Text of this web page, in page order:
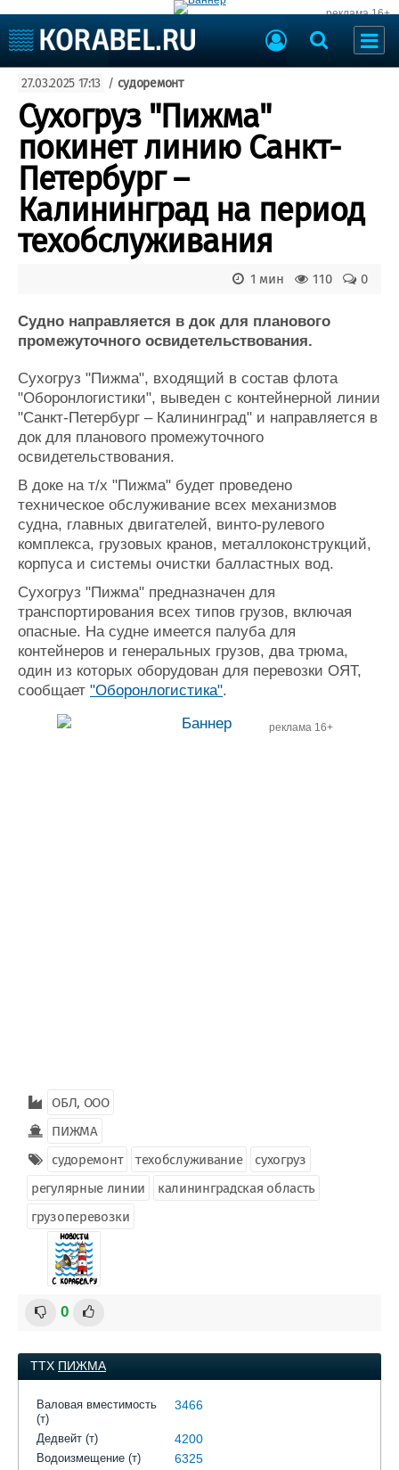
реклама 16+
Судоходство
Судоремонт
События
Пресс-релизы
Порты
Рыболовство
ВМФ
Образование
Яхты и катера
Еще
Компании
Репутация
Работа
Крюинг
Журнал
Реклама
Доска объявлений
Оборудование
Изделия
Материалы
Услуги
Конференции
Выставки и семинары
Личности
Флот
Галерея флота
Форум
Отзывы
27.03.2025 17:13 / судоремонт
Сухогруз "Пижма"
покинет линию Санкт-
Петербург –
Калининград на период
техобслуживания
0
110
1 мин
Судно направляется в док для планового
промежуточного освидетельствования.
Сухогруз "Пижма", входящий в состав флота
"Оборонлогистики", выведен с контейнерной линии
"Санкт-Петербург – Калининград" и направляется в
док для планового промежуточного
освидетельствования.
В доке на т/х "Пижма" будет проведено
техническое обслуживание всех механизмов
судна, главных двигателей, винто-рулевого
комплекса, грузовых кранов, металлоконструкций,
корпуса и системы очистки балластных вод.
Сухогруз "Пижма" предназначен для
транспортирования всех типов грузов, включая
опасные. На судне имеется палуба для
контейнеров и генеральных грузов, два трюма,
один из которых оборудован для перевозки ОЯТ,
сообщает "Оборонлогистика".
реклама 16+
ОБЛ, ООО
ПИЖМА
судоремонт
техобслуживание
сухогруз
регулярные линии
калининградская область
грузоперевозки
0
ТТХ ПИЖМА
Валовая вместимость
(т)
3466
Дедвейт (т) 4200
Водоизмещение (т) 6325